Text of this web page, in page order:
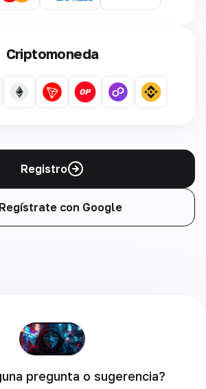
Criptomoneda
Registro
Regístrate con Google
pregunta o sugerencia?